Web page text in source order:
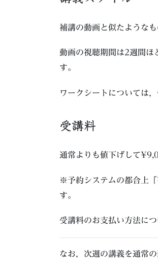
補講の動画と似たようなも
動画の視聴期間は2週間ほ
す。
ワークシートについては
受講料
通常よりも値下げして
※予約システムの都合上
す。
受講料のお支払い方法に
なお，次週の講義を通常